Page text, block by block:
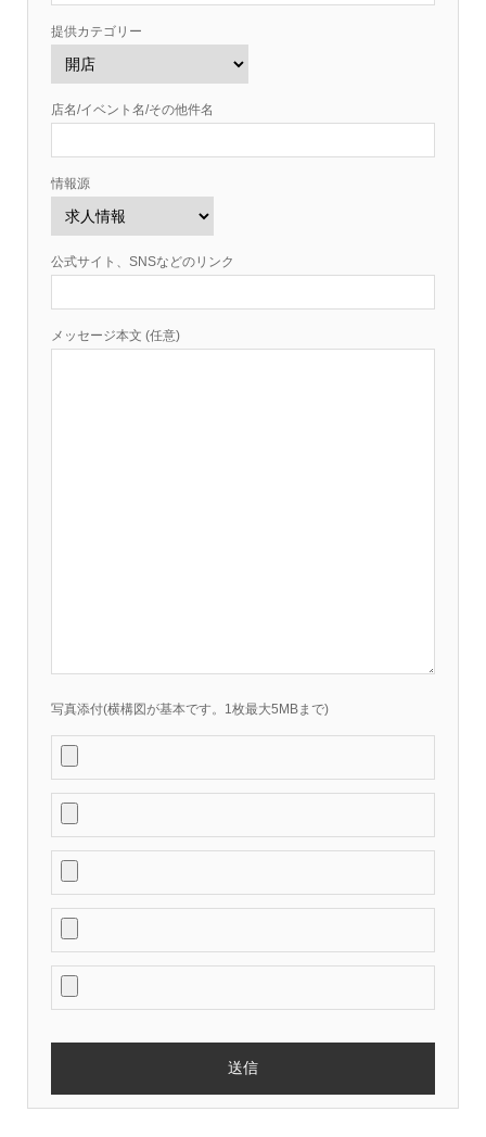
提供カテゴリー
店名/イベント名/その他件名
情報源
公式サイト、SNSなどのリンク
メッセージ本文 (任意)
写真添付(横構図が基本です。1枚最大5MBまで)